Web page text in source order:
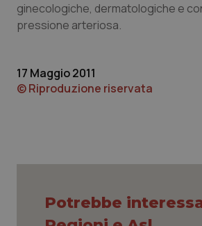
Provincia Autonoma di
Sardegna
Ipertensione & Scompenso
Malattia di Crohn &
ginecologiche, dermatologiche e
pressione arteriosa.
17 Maggio 2011
© Riproduzione riservata
Potrebbe